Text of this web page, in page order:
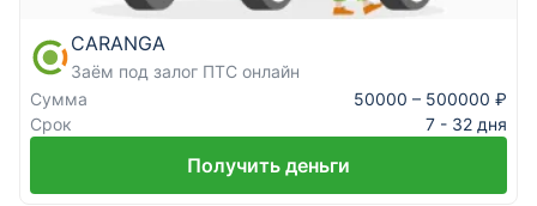
CARANGA
Заём под залог ПТС онлайн
Сумма
50000 – 500000 ₽
Срок
7 - 32 дня
Получить деньги